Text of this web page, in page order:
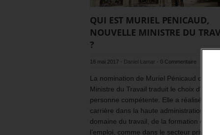
QUI EST MURIEL PENICAUD,
NOUVELLE MINISTRE DU
?
18 mai 2017 - Daniel Lamar - 0 Commentaire
La nomination de Muriel Pénicaud comme
Ministre du Travail traduit le choix d’une
personne compétente. Elle a réalisé une
carrière dans la haute administration,
domaine du travail, de la formation et de
l’emploi, comme dans le secteur privé en